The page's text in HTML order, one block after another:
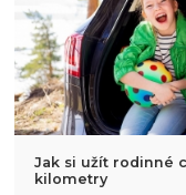
Jak si užít rodinné
kilometry